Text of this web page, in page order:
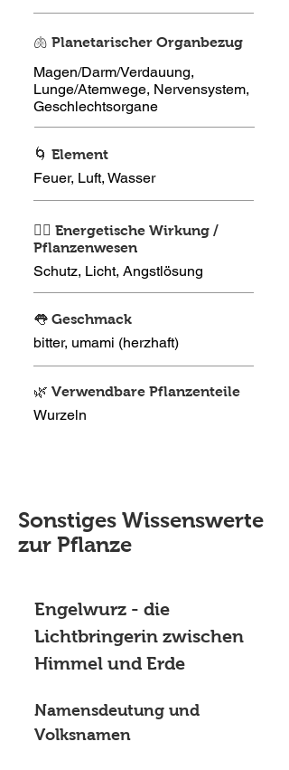
🫁 Planetarischer Organbezug
Magen/Darm/Verdauung,
Lunge/Atemwege, Nervensystem,
Geschlechtsorgane
🌀 Element
Feuer, Luft, Wasser
🧘‍♀️ Energetische Wirkung /
Pflanzenwesen
Schutz, Licht, Angstlösung
👅 Geschmack
bitter, umami (herzhaft)
🌿 Verwendbare Pflanzenteile
Wurzeln
Sonstiges Wissenswerte
zur Pflanze
Engelwurz - die
Lichtbringerin zwischen
Himmel und Erde
Namensdeutung und
Volksnamen